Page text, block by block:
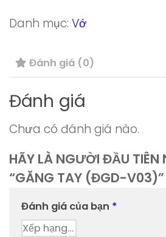
V03)
lượng
Danh mục: Vớ
Đánh giá (0)
Đánh giá
Chưa có đánh giá nào.
HÃY LÀ NGƯỜI ĐẦU TIÊN
“GĂNG TAY (ĐGD-V03)”
Đánh giá của bạn *